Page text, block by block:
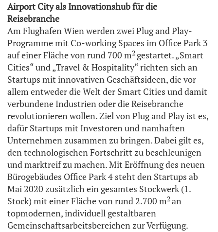
Airport City als Innovationshub für die
Reisebranche
Am Flughafen Wien werden zwei Plug and Play-
Programme mit Co-working Spaces im Office Park 3
auf einer Fläche von rund 700 m2 gestartet. „Smart
Cities“ und „Travel & Hospitality“ richten sich an
Startups mit innovativen Geschäftsideen, die vor
allem entweder die Welt der Smart Cities und damit
verbundene Industrien oder die Reisebranche
revolutionieren wollen. Ziel von Plug and Play ist es,
dafür Startups mit Investoren und namhaften
Unternehmen zusammen zu bringen. Dabei gilt es,
den technologischen Fortschritt zu beschleunigen
und marktreif zu machen. Mit Eröffnung des neuen
Bürogebäudes Office Park 4 steht den Startups ab
Mai 2020 zusätzlich ein gesamtes Stockwerk (1.
Stock) mit einer Fläche von rund 2.700 m2an
topmodernen, individuell gestaltbaren
Gemeinschaftsarbeitsbereichen zur Verfügung.